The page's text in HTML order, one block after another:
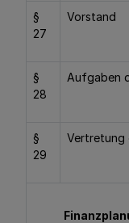
§
27
Vorstand
§
28
Aufgaben
§
29
Vertretung